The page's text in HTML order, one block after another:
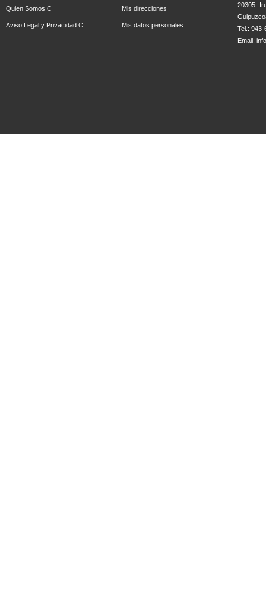
Quien Somos C
Aviso Legal y Privacidad C
Mis direcciones
Mis datos personales
20305-
Tel.: 943-
Email: